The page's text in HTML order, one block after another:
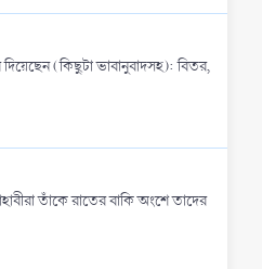
(কিছুটা ভাবানুবাদসহ): বিতর,